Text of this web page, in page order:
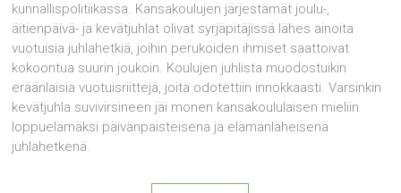
kunnallispolitiikassa. Kansakoulujen järjestämät joulu-,
äitienpäivä- ja kevätjuhlat olivat syrjäpitäjissä lähes ainoita
vuotuisia juhlahetkiä, joihin perukoiden ihmiset saattoivat
kokoontua suurin joukoin. Koulujen juhlista muodostuikin
eräänlaisia vuotuisriittejä, joita odotettiin innokkaasti. Varsinkin
kevätjuhla suvivirsineen jäi monen kansakoululaisen mieliin
loppuelämäksi päivänpaisteisena ja elämänläheisenä
juhlahetkenä.